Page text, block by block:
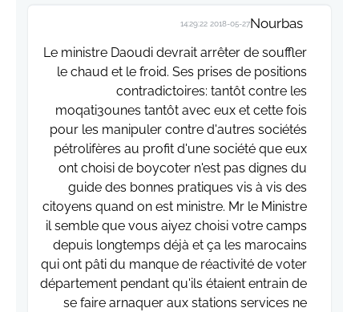
Nourbas
2018-05-27 14:29:22
Le ministre Daoudi devrait arrêter de souffler
le chaud et le froid. Ses prises de positions
contradictoires: tantôt contre les
moqati3ounes tantôt avec eux et cette fois
pour les manipuler contre d'autres sociétés
pétrolifères au profit d'une société que eux
ont choisi de boycoter n'est pas dignes du
guide des bonnes pratiques vis à vis des
citoyens quand on est ministre. Mr le Ministre
il semble que vous aiyez choisi votre camps
depuis longtemps déjà et ça les marocains
qui ont pâti du manque de réactivité de voter
département pendant qu'ils étaient entrain de
se faire arnaquer aux stations services ne